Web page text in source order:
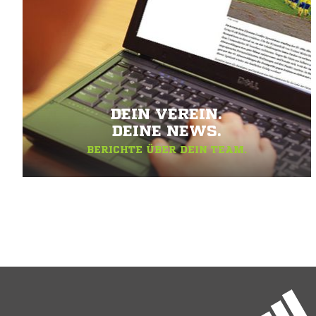
DEIN VEREIN.
DEINE NEWS.
BERICHTE ÜBER DEIN TEAM.